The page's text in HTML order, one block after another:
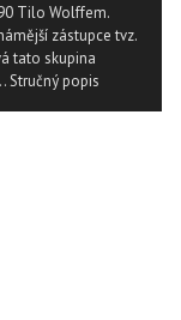
Tilo Wolffem.
zástupce tvz.
tato skupina
Stručný popis